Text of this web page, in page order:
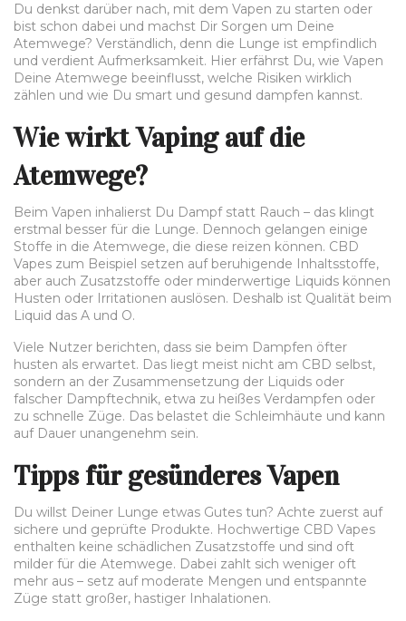
Du denkst darüber nach, mit dem Vapen zu starten oder
bist schon dabei und machst Dir Sorgen um Deine
Atemwege? Verständlich, denn die Lunge ist empfindlich
und verdient Aufmerksamkeit. Hier erfährst Du, wie Vapen
Deine Atemwege beeinflusst, welche Risiken wirklich
zählen und wie Du smart und gesund dampfen kannst.
Wie wirkt Vaping auf die
Atemwege?
Beim Vapen inhalierst Du Dampf statt Rauch – das klingt
erstmal besser für die Lunge. Dennoch gelangen einige
Stoffe in die Atemwege, die diese reizen können. CBD
Vapes zum Beispiel setzen auf beruhigende Inhaltsstoffe,
aber auch Zusatzstoffe oder minderwertige Liquids können
Husten oder Irritationen auslösen. Deshalb ist Qualität beim
Liquid das A und O.
Viele Nutzer berichten, dass sie beim Dampfen öfter
husten als erwartet. Das liegt meist nicht am CBD selbst,
sondern an der Zusammensetzung der Liquids oder
falscher Dampftechnik, etwa zu heißes Verdampfen oder
zu schnelle Züge. Das belastet die Schleimhäute und kann
auf Dauer unangenehm sein.
Tipps für gesünderes Vapen
Du willst Deiner Lunge etwas Gutes tun? Achte zuerst auf
sichere und geprüfte Produkte. Hochwertige CBD Vapes
enthalten keine schädlichen Zusatzstoffe und sind oft
milder für die Atemwege. Dabei zahlt sich weniger oft
mehr aus – setz auf moderate Mengen und entspannte
Züge statt großer, hastiger Inhalationen.